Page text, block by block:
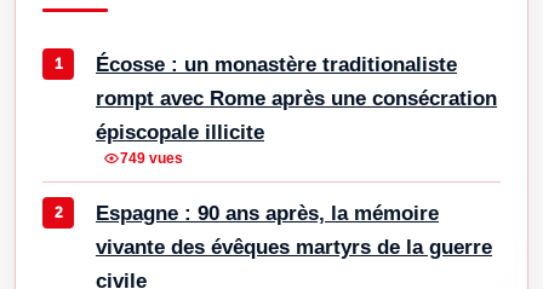
Écosse : un monastère traditionaliste
rompt avec Rome après une consécration
épiscopale illicite
749 vues
Espagne : 90 ans après, la mémoire
vivante des évêques martyrs de la guerre
civile